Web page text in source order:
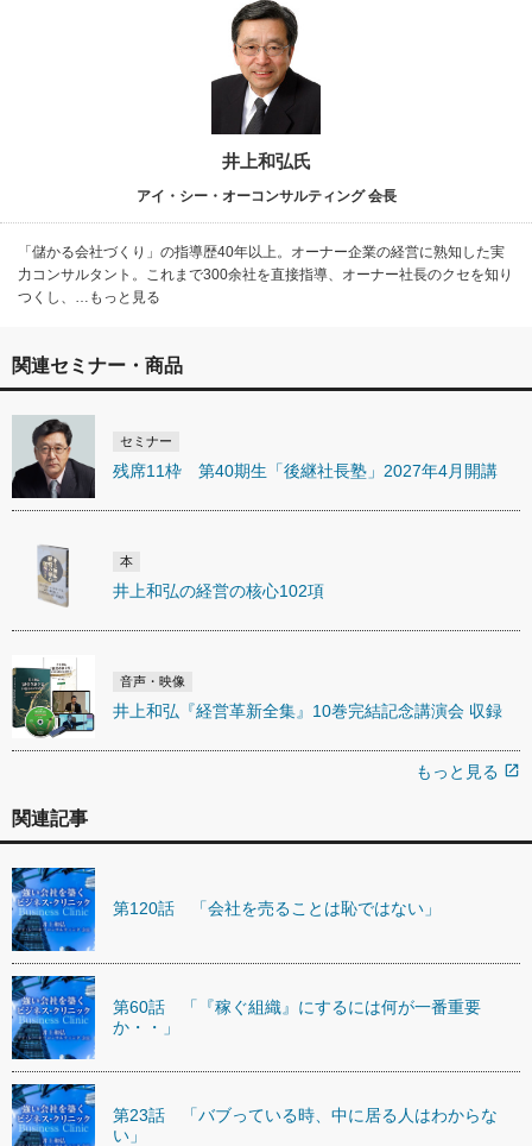
井上和弘氏
アイ・シー・オーコンサルティング 会長
「儲かる会社づくり」の指導歴40年以上。オーナー企業の経営に熟知した実
力コンサルタント。これまで300余社を直接指導、オーナー社長のクセを知り
つくし、…もっと見る
関連セミナー・商品
セミナー
残席11枠 第40期生「後継社長塾」2027年4月開講
本
井上和弘の経営の核心102項
音声・映像
井上和弘『経営革新全集』10巻完結記念講演会 収録
もっと見る open_in_new
関連記事
第120話 「会社を売ることは恥ではない」
第60話 「『稼ぐ組織』にするには何が一番重要
か・・」
第23話 「バブっている時、中に居る人はわからな
い」